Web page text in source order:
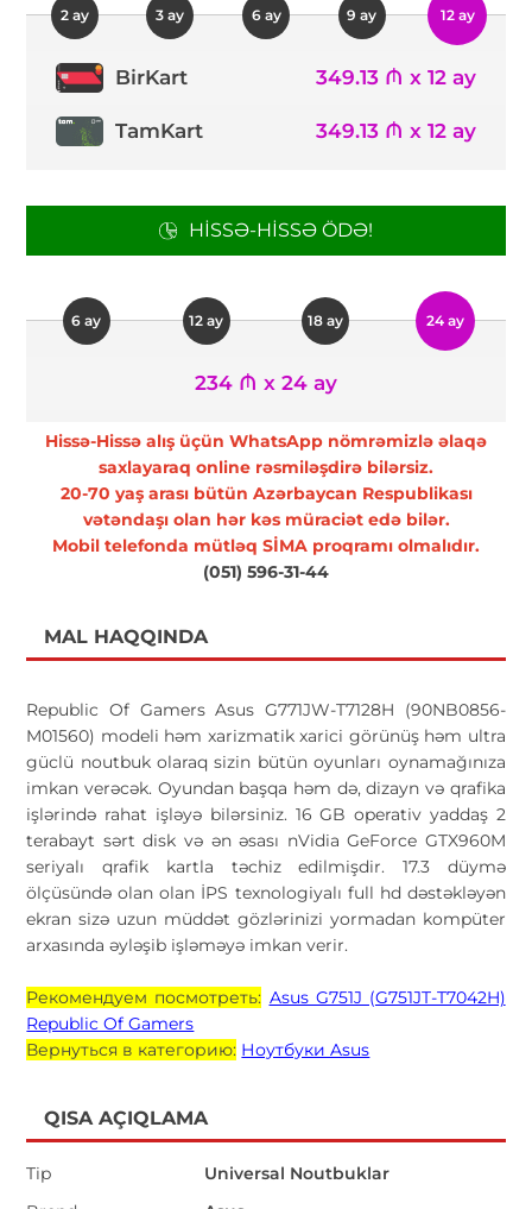
2 ay 3 ay 6 ay 9 ay 12 ay
BirKart 349.13 ₼ x 12 ay
TamKart 349.13 ₼ x 12 ay
HISSƏ-HISSƏ ÖDƏ!
6 ay 12 ay 18 ay 24 ay
234 ₼ x 24 ay
Hissə-Hissə alış üçün WhatsApp nömrəmizlə əlaqə
saxlayaraq online rəsmiləşdirə bilərsiz.
20-70 yaş arası bütün Azərbaycan Respublikası
vətəndaşı olan hər kəs müraciət edə bilər.
Mobil telefonda mütləq SİMA proqramı olmalıdır.
(051) 596-31-44
MAL HAQQINDA
Republic Of Gamers Asus G771JW-T7128H (90NB0856-
M01560) modeli həm xarizmatik xarici görünüş həm ultra
güclü noutbuk olaraq sizin bütün oyunları oynamağınıza
imkan verəcək. Oyundan başqa həm də, dizayn və qrafika
işlərində rahat işləyə bilərsiniz. 16 GB operativ yaddaş 2
terabayt sərt disk və ən əsası nVidia GeForce GTX960M
seriyalı qrafik kartla təchiz edilmişdir. 17.3 düymə
ölçüsündə olan olan İPS texnologiyalı full hd dəstəkləyən
ekran sizə uzun müddət gözlərinizi yormadan kompüter
arxasında əyləşib işləməyə imkan verir.
Рекомендуем посмотреть: Asus G751J (G751JT-T7042H)
Republic Of Gamers
Вернуться в категорию: Ноутбуки Asus
QISA AÇIQLAMA
Tip
Universal Noutbuklar